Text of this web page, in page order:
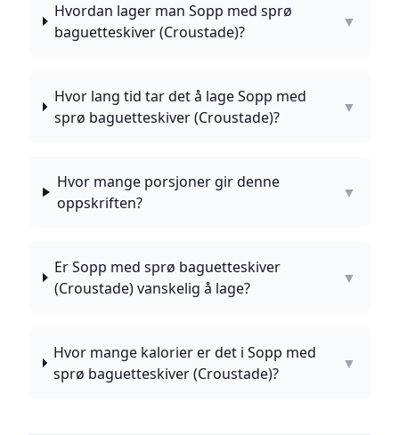
Hvordan lager man Sopp med sprø
baguetteskiver (Croustade)?
▼
Hvor lang tid tar det å lage Sopp med
sprø baguetteskiver (Croustade)?
▼
Hvor mange porsjoner gir denne
oppskriften?
▼
Er Sopp med sprø baguetteskiver
(Croustade) vanskelig å lage?
▼
Hvor mange kalorier er det i Sopp med
sprø baguetteskiver (Croustade)?
▼